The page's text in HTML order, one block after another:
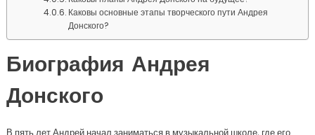
Каковы основные этапы творческого пути Андрея
Донского?
Биография Андрея
Донского